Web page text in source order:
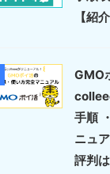
【紹
GMO
手順
ニュ
評判は